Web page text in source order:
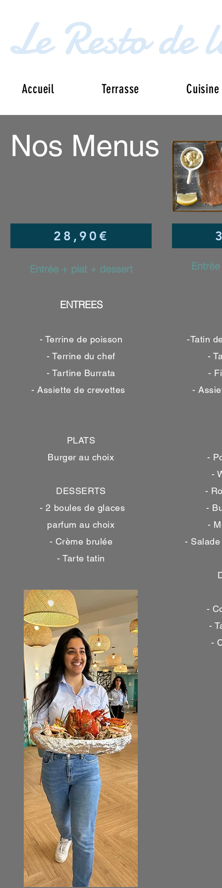
Le Resto de
Accueil Terrasse Cuisine
Nos Menus
28,90€
Entrée + plat + dessert
ENTREES
- Terrine de poisson
- Terrine du chef
- Tartine Burrata
- Assiette de crevettes
PLATS
Burger au choix
DESSERTS
-2 boules de glaces
parfum au choix
- Crème brulée
- Tarte tatin
-Tatin
-
-
-
-
-
-
-
-
-
-
-
-